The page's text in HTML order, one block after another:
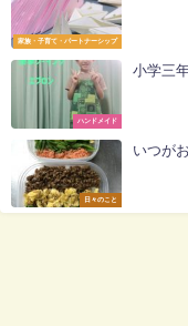
家族・子育て・パートナーシップ
ハンドメイド
小学三
日々のこと
いつが